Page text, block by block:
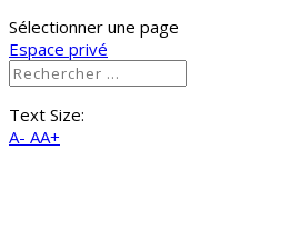
Sélectionner une page
Espace privé
Text Size:
A- AA+